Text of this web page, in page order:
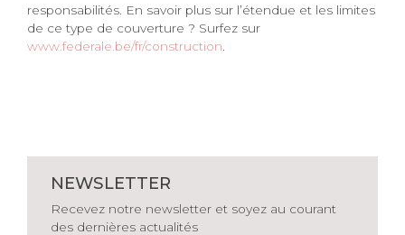
responsabilités. En savoir plus sur l’étendue et les limites
de ce type de couverture ? Surfez sur
www.federale.be/fr/construction
NEWSLETTER
Recevez notre newsletter et soyez au courant
des dernières actualités